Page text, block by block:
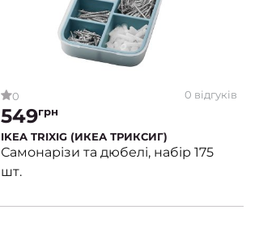
0 0 відгуків
549грн
IKEA TRIXIG (ИКЕА ТРИКСИГ)
Самонарізи та дюбелі, набір 175
шт.